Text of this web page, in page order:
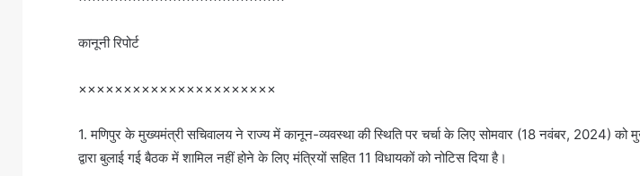
कानूनी रिपोर्ट
××××××××××××××××××××××
1. मणिपुर के मुख्यमंत्री सचिवालय ने राज्य में कानून-व्यवस्था की स्थिति पर चर्चा के लिए सोमवार (18 नवंबर, 2024) को
द्वारा बुलाई गई बैठक में शामिल नहीं होने के लिए मंत्रियों सहित 11 विधायकों को नोटिस दिया है।